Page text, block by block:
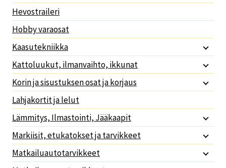
Hevostraileri
Hobby varaosat
Kaasutekniikka
Kattoluukut, ilmanvaihto, ikkunat
Korin ja sisustuksen osat ja korjaus
Lahjakortit ja lelut
Lämmitys, Ilmastointi, Jääkaapit
Markiisit, etukatokset ja tarvikkeet
Matkailuautotarvikkeet